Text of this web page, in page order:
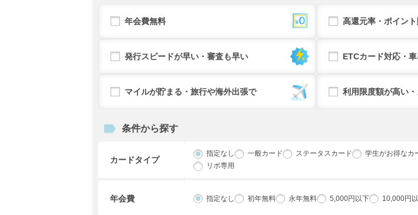
年会費無料 高還元率・ポイン
発行スピードが早い・審査も早い ETCカード対応・
マイルが貯まる・旅行や海外出張で 利用限度額が高い
条件から探す
カードタイプ
指定なし 一般カード ステータスカード 学生がお得なカ
リボ専用
年会費 指定なし 初年無料 永年無料 5,000円以下 10,000円